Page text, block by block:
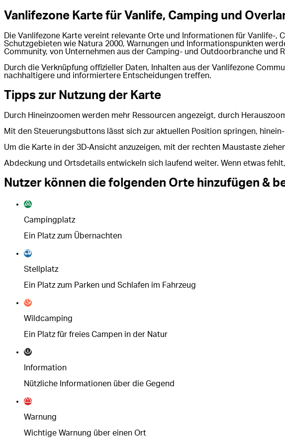
Vanlifezone Karte für Vanlife, Camping und
Die Vanlifezone Karte vereint relevante Orte und Informationen für
Schutzgebieten wie Natura 2000, Warnungen und Informationspunkten
Community, von Unternehmen aus der Camping- und Outdoorbranche und
Durch die Verknüpfung offizieller Daten, Inhalten aus der Vanlifezone
nachhaltigere und informiertere Entscheidungen treffen.
Tipps zur Nutzung der Karte
Durch Hineinzoomen werden mehr Ressourcen angezeigt, durch
Mit den Steuerungsbuttons lässt sich zur aktuellen Position springen,
Um die Karte in der 3D-Ansicht anzuzeigen, mit der rechten Maustaste
Abdeckung und Ortsdetails entwickeln sich laufend weiter. Wenn etwas
Nutzer können die folgenden Orte hinzufügen &
Campingplatz
Ein Platz zum Übernachten
Stellplatz
Ein Platz zum Parken und Schlafen im Fahrzeug
Wildcamping
Ein Platz für freies Campen in der Natur
Information
Nützliche Informationen über die Gegend
Warnung
Wichtige Warnung über einen Ort